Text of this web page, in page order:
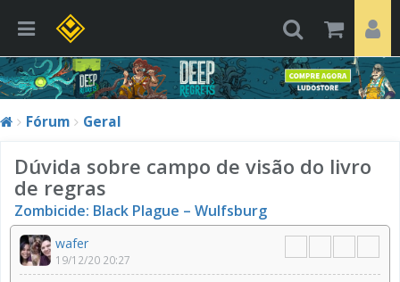
Fórum Geral
Dúvida sobre campo de visão do livro
de regras
Zombicide: Black Plague – Wulfsburg
wafer
19/12/20 20:27